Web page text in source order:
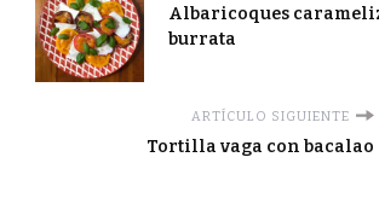
Albaricoques
burrata
ARTÍCULO SIGUIENTE
Tortilla vaga con bacalao